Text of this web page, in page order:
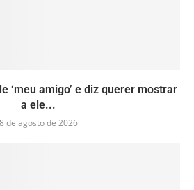
‘meu amigo’ e diz querer mostrar
a ele...
8 de agosto de 2026